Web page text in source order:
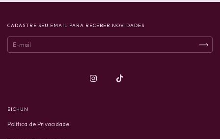
CADASTRE SEU EMAIL PARA RECEBER NOVIDADES
BICHUN
Política de Privacidade